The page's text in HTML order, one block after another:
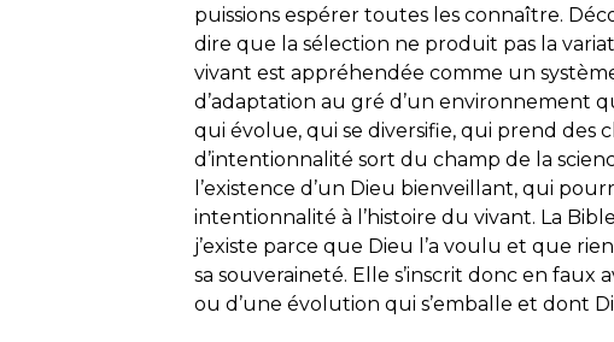
puissions espérer toutes les connaître.
dire que la sélection ne produit pas la
vivant est appréhendée comme un
d’adaptation au gré d’un environnement
qui évolue, qui se diversifie, qui prend des
d’intentionnalité sort du champ de la
l’existence d’un Dieu bienveillant, qui
intentionnalité à l’histoire du vivant. La
j’existe parce que Dieu l’a voulu et que
sa souveraineté. Elle s’inscrit donc en faux
ou d’une évolution qui s’emballe et dont